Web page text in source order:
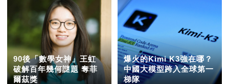
90後「數學女神」王虹
破解百年幾何謎題 奪菲
爾茲獎
爆火的Kimi K3強在哪？
中國大模型跨入全球第一
梯隊